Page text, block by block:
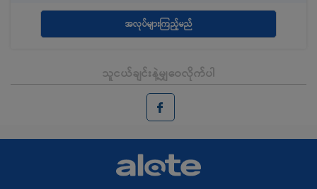
အလုပ်များကြည့်မည်
သူငယ်ချင်းနဲ့မျှဝေလိုက်ပါ